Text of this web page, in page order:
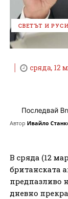
СВЕТЪТ И
сряда, 12
Последвай
Автор Ивайло
В сряда (12
британската
предпазливо
дневно